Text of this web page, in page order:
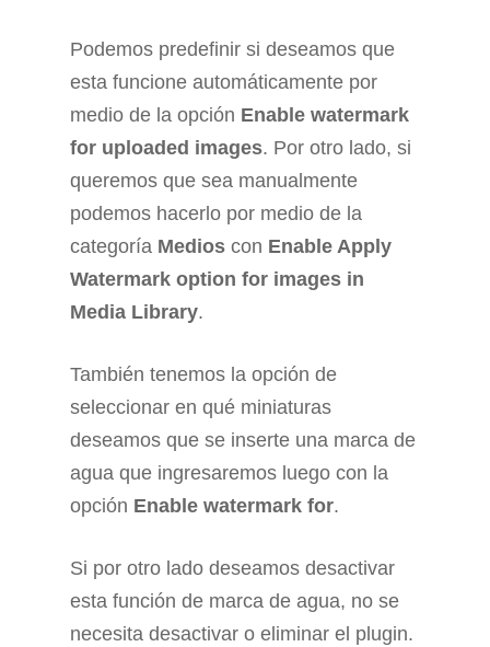
Podemos predefinir si deseamos que
esta funcione automáticamente por
medio de la opción Enable watermark
for uploaded images. Por otro lado, si
queremos que sea manualmente
podemos hacerlo por medio de la
categoría Medios con Enable Apply
Watermark option for images in
Media Library.
También tenemos la opción de
seleccionar en qué miniaturas
deseamos que se inserte una marca de
agua que ingresaremos luego con la
opción Enable watermark for.
Si por otro lado deseamos desactivar
esta función de marca de agua, no se
necesita desactivar o eliminar el plugin.